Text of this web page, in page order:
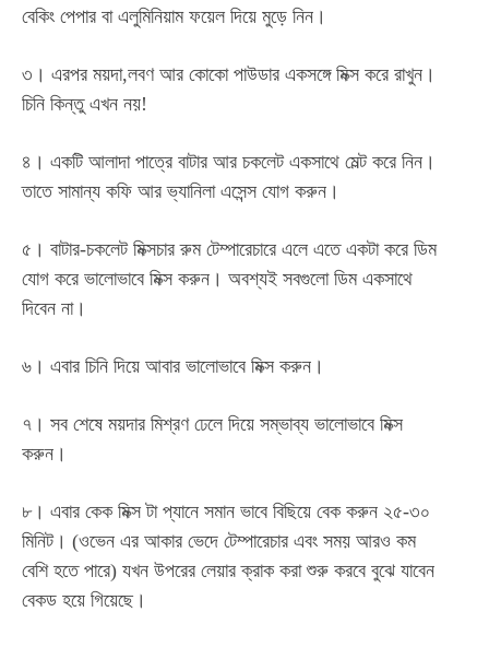
বেকিং পেপার বা এলুমিনিয়াম ফয়েল দিয়ে মুড়ে নিন।
৩। এরপর ময়দা,লবণ আর কোকো পাউডার একসঙ্গে মিক্স করে রাখুন।
চিনি কিন্তু এখন নয়!
৪। একটি আলাদা পাত্রে বাটার আর চকলেট একসাথে মেল্ট করে নিন।
তাতে সামান্য কফি আর ভ্যানিলা এসেন্স যোগ করুন।
৫। বাটার-চকলেট মিক্সচার রুম টেম্পারেচারে এলে এতে একটা করে ডিম
যোগ করে ভালোভাবে মিক্স করুন। অবশ্যই সবগুলো ডিম একসাথে
দিবেন না।
৬। এবার চিনি দিয়ে আবার ভালোভাবে মিক্স করুন।
৭। সব শেষে ময়দার মিশ্রণ ঢেলে দিয়ে সম্ভাব্য ভালোভাবে মিক্স
করুন।
৮। এবার কেক মিক্স টা প্যানে সমান ভাবে বিছিয়ে বেক করুন ২৫-৩০
মিনিট। (ওভেন এর আকার ভেদে টেম্পারেচার এবং সময় আরও কম
বেশি হতে পারে) যখন উপরের লেয়ার ক্রাক করা শুরু করবে বুঝে যাবেন
বেকড হয়ে গিয়েছে।